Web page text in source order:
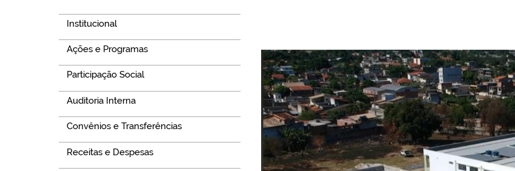
Institucional
Ações e Programas
Participação Social
Auditoria Interna
Convênios e Transferências
Receitas e Despesas